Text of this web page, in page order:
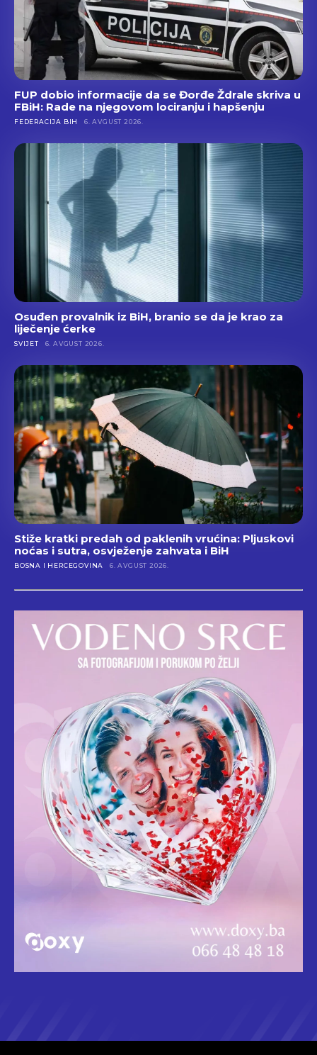
FUP dobio informacije da se Đorđe Ždrale skriva u
FBiH: Rade na njegovom lociranju i hapšenju
FEDERACIJA BIH 6. AVGUST 2026.
Osuđen provalnik iz BiH, branio se da je krao za
liječenje ćerke
SVIJET 6. AVGUST 2026.
Stiže kratki predah od paklenih vrućina: Pljuskovi
noćas i sutra, osvježenje zahvata i BiH
BOSNA I HERCEGOVINA 6. AVGUST 2026.